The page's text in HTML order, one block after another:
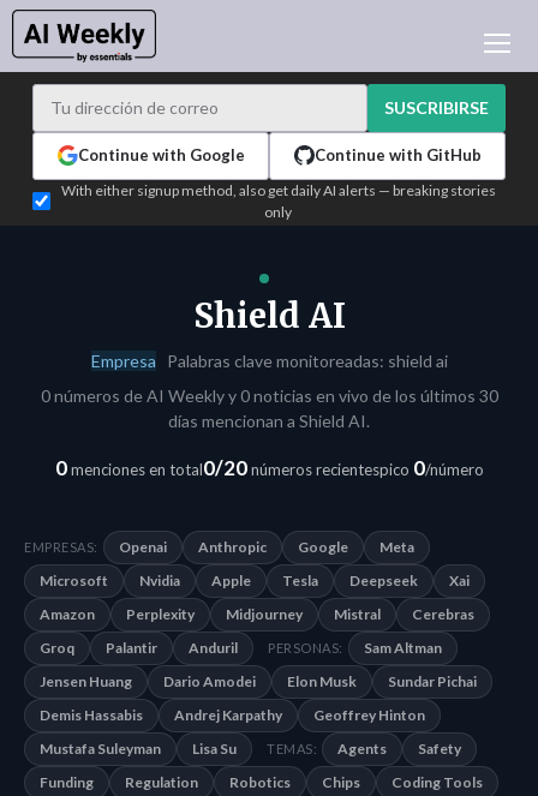
APRENDER IA
TEST EDITION BUILDER
INICIAR SESIÓN
SUSCRIBIRSE
Continue with Google Continue with GitHub
With either signup method, also get daily AI alerts — breaking stories
only
Shield AI
Empresa Palabras clave monitoreadas: shield ai
0 números de AI Weekly y 0 noticias en vivo de los últimos 30
días mencionan a Shield AI.
0menciones en total0/20números recientespico 0/número
EMPRESAS: Openai Anthropic Google
Meta
Microsoft
Nvidia Apple Tesla Deepseek
Xai
Amazon
Perplexity Midjourney Mistral
Cerebras
Groq
Palantir Anduril PERSONAS:
Sam Altman
Jensen Huang
Dario Amodei Elon Musk
Sundar Pichai
Demis Hassabis
Andrej Karpathy
Geoffrey Hinton
Mustafa Suleyman
Lisa Su TEMAS: Agents
Safety
Funding
Regulation Robotics Chips
Coding Tools